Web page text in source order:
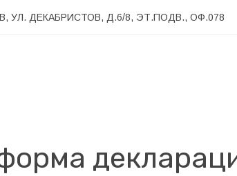
, УЛ. ДЕКАБРИСТОВ, Д.6/8, ЭТ.ПОДВ., ОФ.078